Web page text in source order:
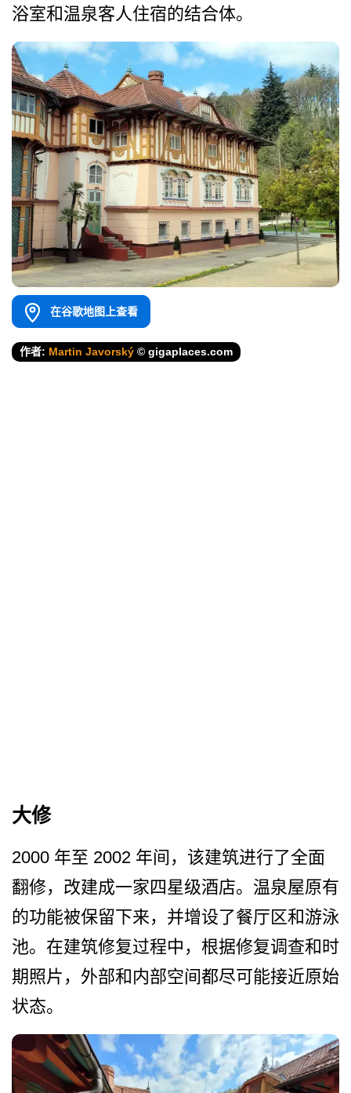
浴室和温泉客人住宿的结合体。
在谷歌地图上查看
作者: Martin Javorský © gigaplaces.com
大修
2000 年至 2002 年间，该建筑进行了全面
翻修­，改建成一家四星级酒店。温泉屋原有
的功能被保留下­来，并增设了餐厅区和游泳
池。在建筑修复过程中，根­据修复调查和时
期照片，外部和内部空间都尽可能接近­原始
状态。